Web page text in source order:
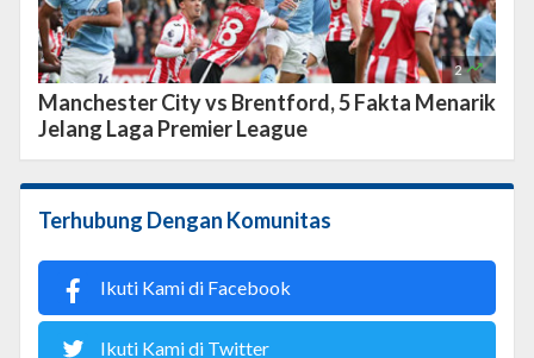
2 
Manchester City vs Brentford, 5 Fakta Menarik
Jelang Laga Premier League
Terhubung Dengan Komunitas
Ikuti Kami di Facebook
Ikuti Kami di Twitter